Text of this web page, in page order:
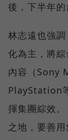
後，下半年的
林志遠也強
化為主，將綜
內容（Sony
PlayStation
揮集團綜效
之地，要善